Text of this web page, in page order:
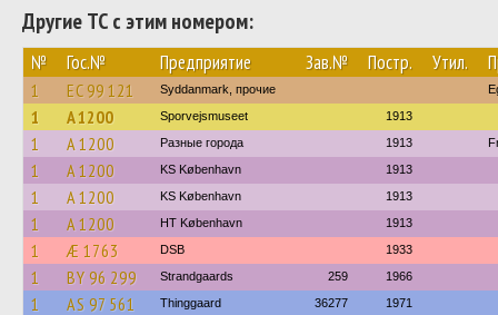
Другие ТС с этим номером:
№ Гос.№ Предприятие Зав.№ Постр. Утил.
1 EC 99 121 Syddanmark, прочие
1 A 1200 Sporvejsmuseet 1913
1 A 1200 Разные города 1913
1 A 1200 KS København 1913
1 A 1200 KS København 1913
1 A 1200 HT København 1913
1 Æ 1763 DSB 1933
1 BY 96 299 Strandgaards 259 1966
1 AS 97 561 Thinggaard 36277 1971